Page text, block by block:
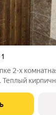
1
2-х
Теплый